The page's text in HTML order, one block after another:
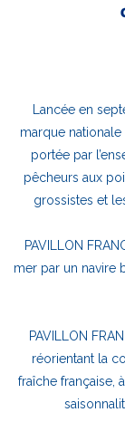
Lancée en
marque nationale
portée par
pêcheurs aux
grossistes et
PAVILLON
mer par un navire
PAVILLON
réorientant la
fraîche française,